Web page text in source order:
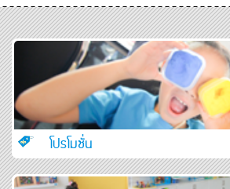
โปรโมชั่น